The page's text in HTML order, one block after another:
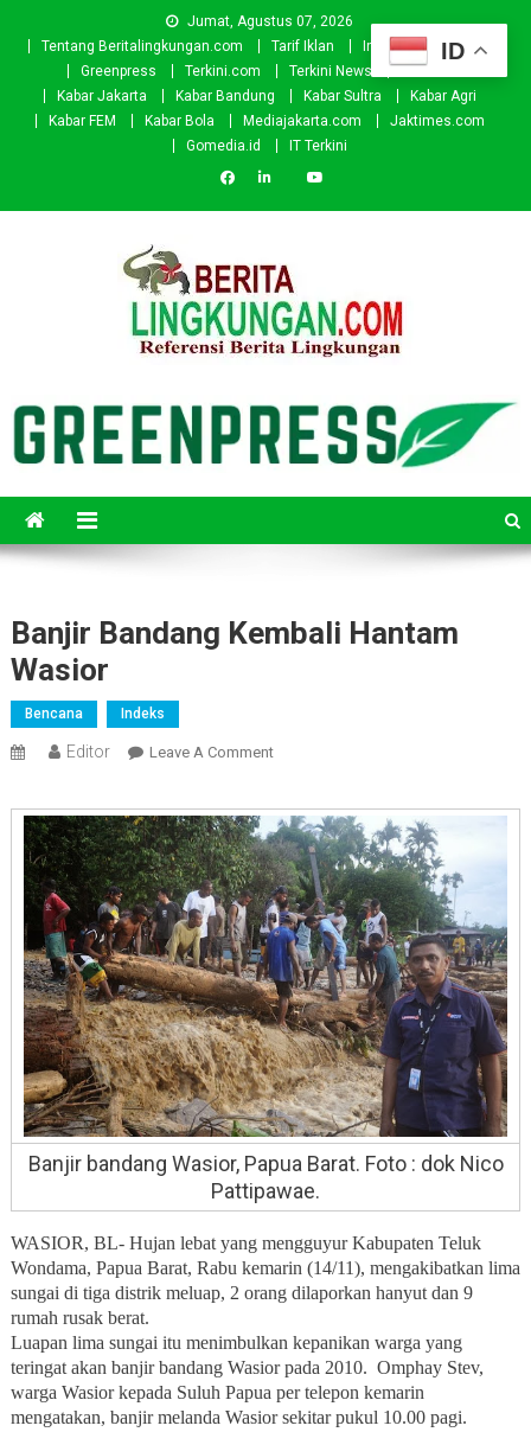
Jumat, Agustus 07, 2026
Tentang Beritalingkungan.com
Tarif Iklan Investor
Donasi
Greenpress
Terkini.com Terkini News
Kabar.id
Kabar Jakarta
Kabar Bandung Kabar Sultra
Kabar Agri
Kabar FEM
Kabar Bola Mediajakarta.com
Jaktimes.com
Gomedia.id
IT Terkini
Banjir Bandang Kembali Hantam
Wasior
Bencana Indeks
Editor Leave A CommentOn
Bandang
Kembali
Hantam
Wasior
Banjir bandang Wasior, Papua Barat. Foto : dok Nico
Pattipawae.
WASIOR, BL- Hujan lebat yang mengguyur Kabupaten Teluk
Wondama, Papua Barat, Rabu kemarin (14/11), mengakibatkan lima
sungai di tiga distrik meluap, 2 orang dilaporkan hanyut dan 9
rumah rusak berat.
Luapan lima sungai itu menimbulkan kepanikan warga yang
teringat akan banjir bandang Wasior pada 2010. Omphay Stev,
warga Wasior kepada Suluh Papua per telepon kemarin
mengatakan, banjir melanda Wasior sekitar pukul 10.00 pagi.
ID